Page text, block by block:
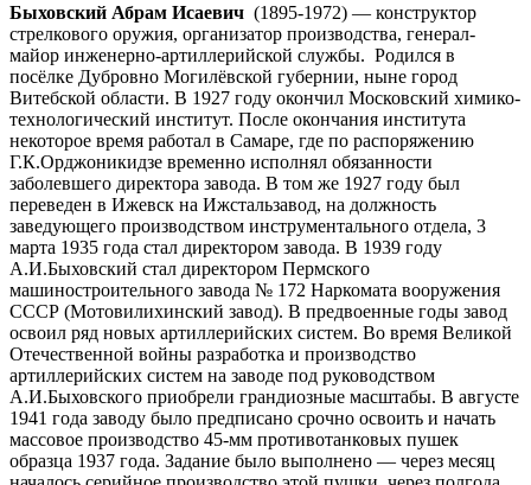
Быховский Абрам Исаевич (1895-1972) — конструктор
стрелкового оружия, организатор производства, генерал-
майор инженерно-артиллерийской службы. Родился в
посёлке Дубровно Могилёвской губернии, ныне город
Витебской области. В 1927 году окончил Московский химико-
технологический институт. После окончания института
некоторое время работал в Самаре, где по распоряжению
Г.К.Орджоникидзе временно исполнял обязанности
заболевшего директора завода. В том же 1927 году был
переведен в Ижевск на Ижстальзавод, на должность
заведующего производством инструментального отдела, 3
марта 1935 года стал директором завода. В 1939 году
А.И.Быховский стал директором Пермского
машиностроительного завода № 172 Наркомата вооружения
СССР (Мотовилихинский завод). В предвоенные годы завод
освоил ряд новых артиллерийских систем. Во время Великой
Отечественной войны разработка и производство
артиллерийских систем на заводе под руководством
А.И.Быховского приобрели грандиозные масштабы. В августе
1941 года заводу было предписано срочно освоить и начать
массовое производство 45-мм противотанковых пушек
образца 1937 года. Задание было выполнено — через месяц